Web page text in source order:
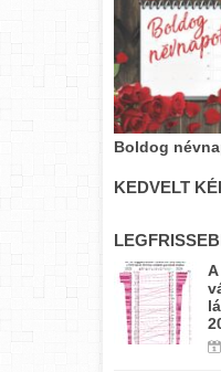
Boldog
KEDVELT